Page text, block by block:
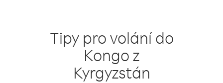
Tipy pro volání do
Kongo z
Kyrgyzstán